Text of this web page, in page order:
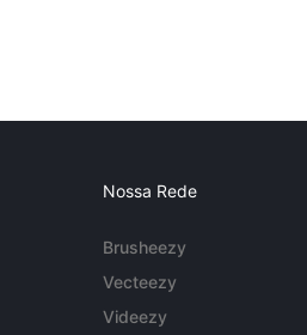
Nossa Rede
Brusheezy
Vecteezy
Videezy